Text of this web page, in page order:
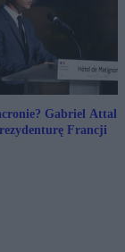
Gabriel Attal
Francji